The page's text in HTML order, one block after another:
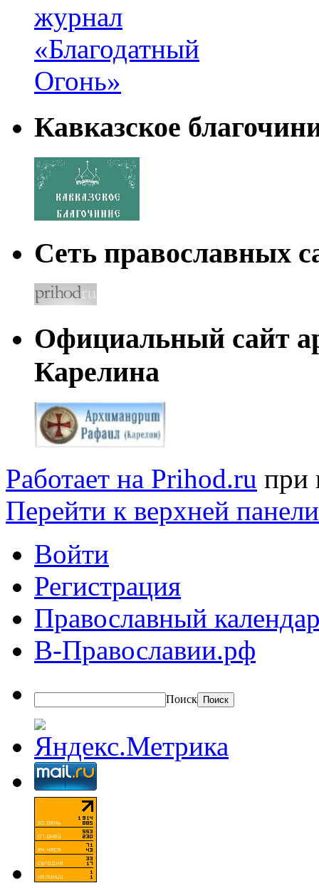
Кавказское
Сеть православных
Официальный сайт
Карелина
Работает на Prihod.ru при
Перейти к верхней панели
Войти
Регистрация
Православный
В-Православии.рф
Поиск